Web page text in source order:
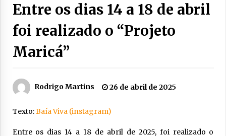
Entre os dias 14 a 18 de abril
foi realizado o “Projeto
Maricá”
Rodrigo Martins 26 de abril de 2025
Texto:Baía Viva (instagram)
Entre os dias 14 a 18 de abril de 2025, foi realizado o